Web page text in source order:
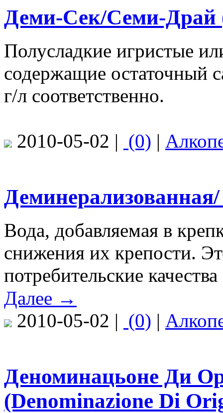
Деми-Сек/Семи-Драй
Полусладкие игристые
содержащие остаточный
г/л соответственно.
2010-05-02 | (0) |
Вода, добавляемая в
снижения их крепости.
потребительские
Далее →
2010-05-02 | (0) |
Деноминацьоне Ди
(Denominazione Di